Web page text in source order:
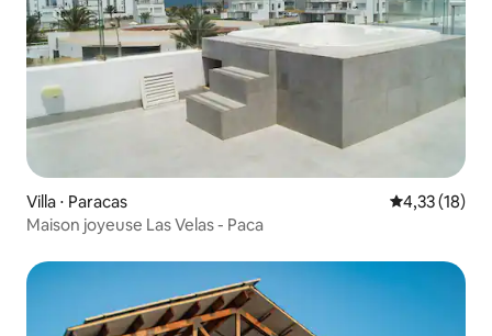
Villa ⋅ Paracas Évaluation
4,33 (18)
Maison joyeuse Las Velas - Paca